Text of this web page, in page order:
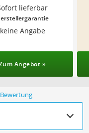
lieferbar
keine Angabe
Angebot »